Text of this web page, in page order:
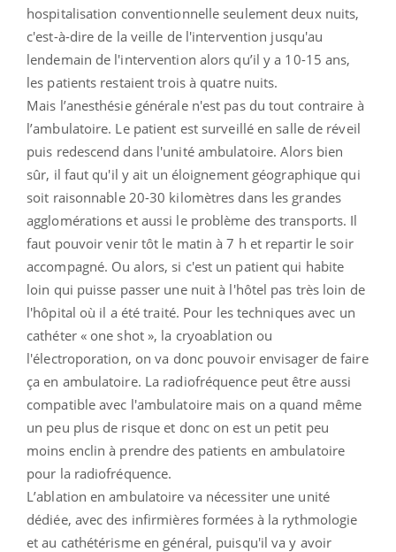
hospitalisation conventionnelle seulement deux nuits,
c'est-à-dire de la veille de l'intervention jusqu'au
lendemain de l'intervention alors qu’il y a 10-15 ans,
les patients restaient trois à quatre nuits.
Mais l’anesthésie générale n'est pas du tout contraire à
l’ambulatoire. Le patient est surveillé en salle de réveil
puis redescend dans l'unité ambulatoire. Alors bien
sûr, il faut qu'il y ait un éloignement géographique qui
soit raisonnable 20-30 kilomètres dans les grandes
agglomérations et aussi le problème des transports. Il
faut pouvoir venir tôt le matin à 7 h et repartir le soir
accompagné. Ou alors, si c'est un patient qui habite
loin qui puisse passer une nuit à l'hôtel pas très loin de
l'hôpital où il a été traité. Pour les techniques avec un
cathéter « one shot », la cryoablation ou
l'électroporation, on va donc pouvoir envisager de faire
ça en ambulatoire. La radiofréquence peut être aussi
compatible avec l'ambulatoire mais on a quand même
un peu plus de risque et donc on est un petit peu
moins enclin à prendre des patients en ambulatoire
pour la radiofréquence.
L’ablation en ambulatoire va nécessiter une unité
dédiée, avec des infirmières formées à la rythmologie
et au cathétérisme en général, puisqu'il va y avoir